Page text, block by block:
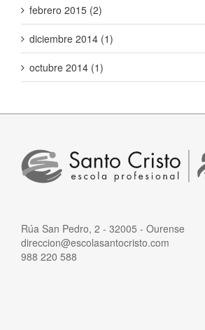
febrero 2015 (2)
diciembre 2014 (1)
octubre 2014 (1)
Rúa San Pedro, 2 - 32005 - Ourense
direccion@escolasantocristo.com
988 220 588